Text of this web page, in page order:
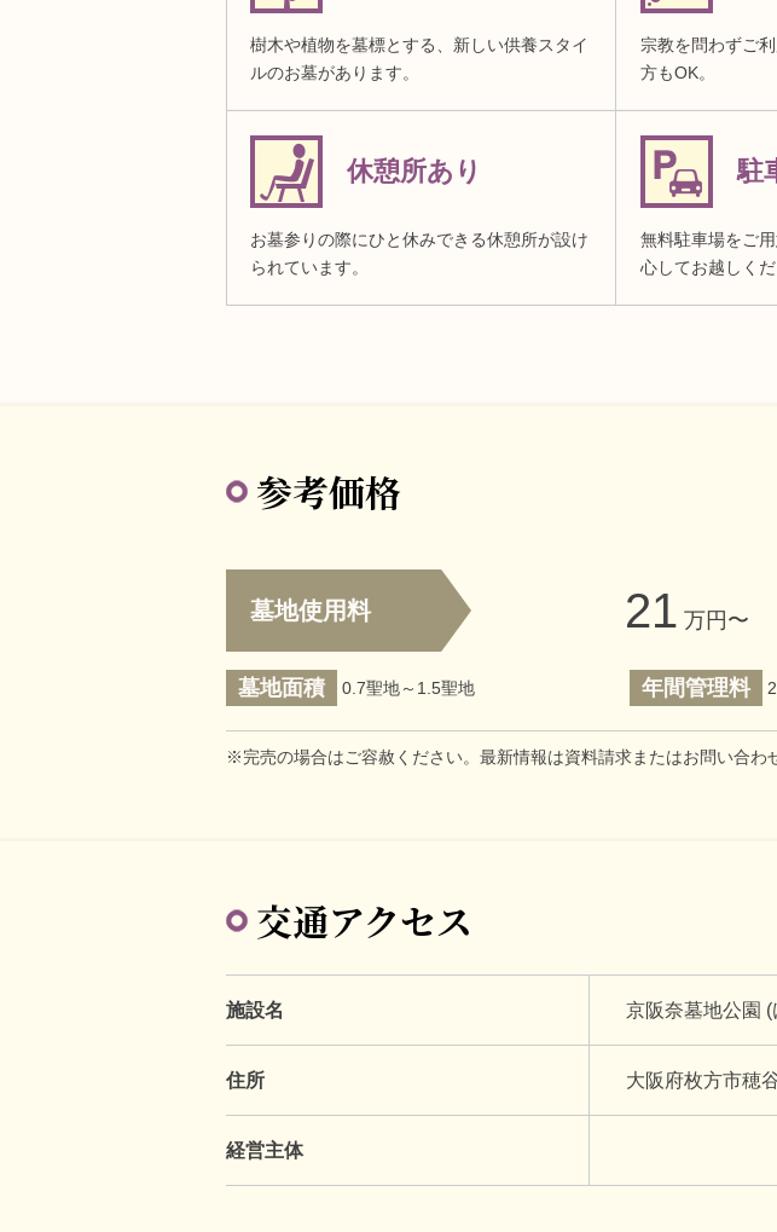
樹木や植物を墓標とする、新しい供養スタイ
ルのお墓があります。
宗教を問わずご
方もOK。
休憩所あり
お墓参りの際にひと休みできる休憩所が設け
られています。
駐
無料駐車場をご
心してお越しくだ
参考価格
墓地使用料 21 万円〜
墓地面積 0.7聖地～1.5聖地 年間管理料
※完売の場合はご容赦ください。最新情報は資料請求またはお問い合わ
交通アクセス
施設名 京阪奈墓地公園
住所 大阪府枚方市穂
経営主体